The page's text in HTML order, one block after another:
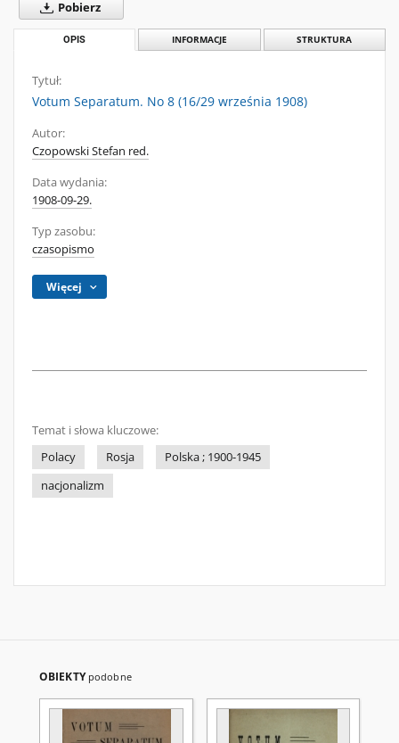
Pobierz
OPIS INFORMACJE STRUKTURA
Tytuł:
Votum Separatum. No 8 (16/29 września 1908)
Autor:
Czopowski Stefan red.
Data wydania:
1908-09-29.
Typ zasobu:
czasopismo
Więcej
Temat i słowa kluczowe:
Polacy
Rosja
Polska ; 1900-1945
nacjonalizm
OBIEKTY podobne